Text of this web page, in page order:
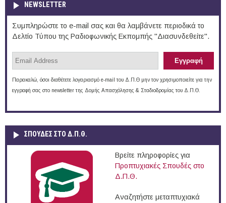
NEWSLETTER
Συμπληρώστε το e-mail σας και θα λαμβάνετε περιοδικά το
Δελτίο Τύπου της Ραδιοφωνικής Εκπομπής "Διασυνδεθείτε".
Παρακαλώ, όσοι διαθέτετε λογαριασμό e-mail του Δ.Π.Θ μην τον χρησιμοποιείτε για την
εγγραφή σας στο newsletter της Δομής Απασχόλησης & Σταδιοδρομίας του Δ.Π.Θ.
ΣΠΟΥΔΈΣ ΣΤΟ Δ.Π.Θ.
Βρείτε πληροφορίες για
Προπτυχιακές Σπουδές στο
Δ.Π.Θ.
Αναζητήστε μεταπτυχιακά